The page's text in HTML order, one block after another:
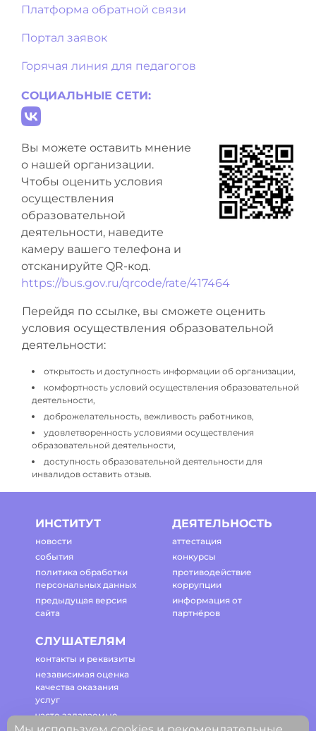
Платформа обратной связи
Портал заявок
Горячая линия для педагогов
СОЦИАЛЬНЫЕ СЕТИ:
Вы можете оставить мнение
о нашей организации.
Чтобы оценить условия
осуществления
образовательной
деятельности, наведите
камеру вашего телефона и
отсканируйте QR-код.
https://bus.gov.ru/qrcode/rate/417464
Перейдя по ссылке, вы сможете оценить
условия осуществления образовательной
деятельности:
открытость и доступность информации об организации,
комфортность условий осуществления образовательной
деятельности,
доброжелательность, вежливость работников,
удовлетворенность условиями осуществления
образовательной деятельности,
доступность образовательной деятельности для
инвалидов оставить отзыв.
ИНСТИТУТ
новости
события
политика обработки
персональных данных
предыдущая версия
сайта
ДЕЯТЕЛЬНОСТЬ
аттестация
конкурсы
противодействие
коррупции
информация от
партнёров
СЛУШАТЕЛЯМ
контакты и реквизиты
независимая оценка
качества оказания
услуг
часто задаваемые
вопросы